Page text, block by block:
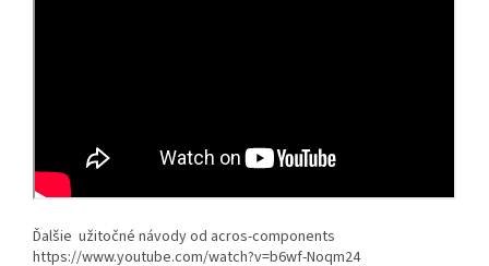
Ďalšie užitočné návody od acros-components
https://www.youtube.com/watch?v=b6wf-Noqm24